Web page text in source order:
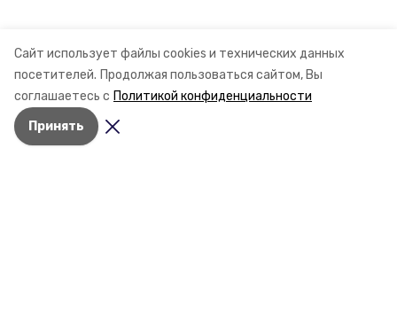
Сайт использует файлы cookies и технических данных
посетителей. Продолжая пользоваться сайтом, Вы
соглашаетесь с Политикой конфиденциальности
Принять